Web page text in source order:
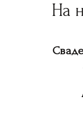
На